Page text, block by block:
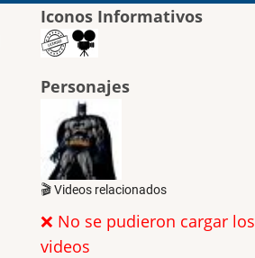
Iconos Informativos
Personajes
🎬 Videos relacionados
❌ No se pudieron cargar los
videos